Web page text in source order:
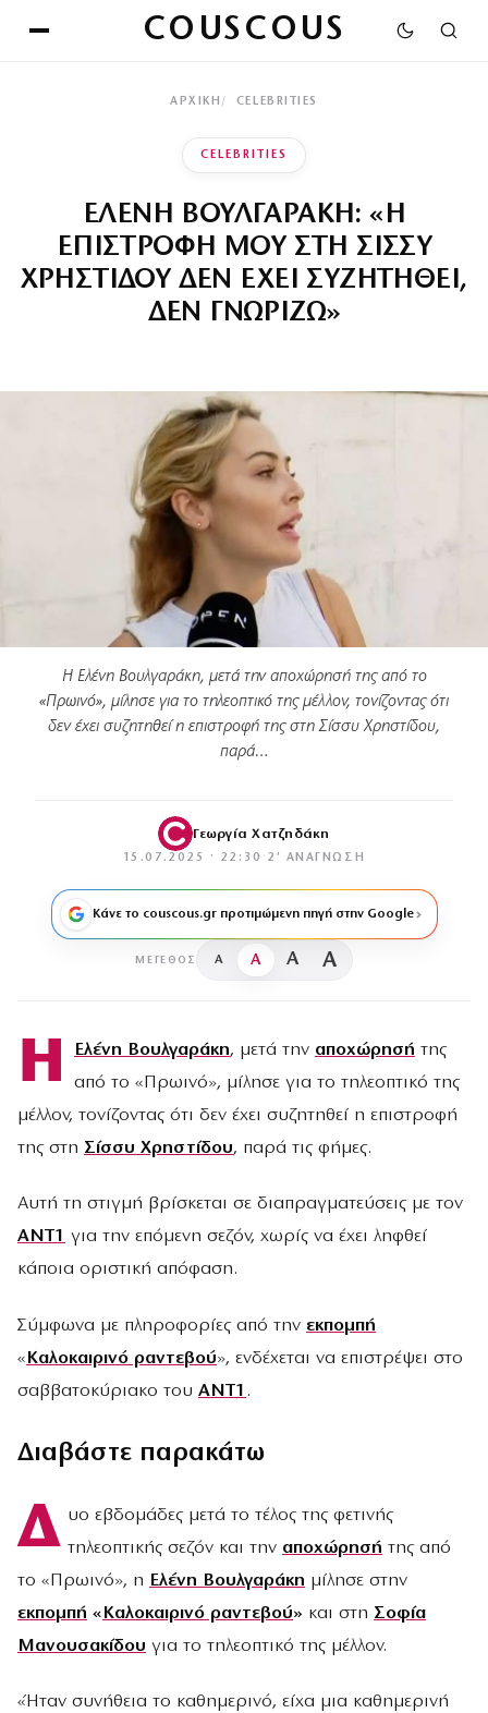
COUSCOUS
ΑΡΧΙΚΉ CELEBRITIES
CELEBRITIES
ΕΛΕΝΗ ΒΟΥΛΓΑΡΑΚΗ: «Η
ΕΠΙΣΤΡΟΦΗ ΜΟΥ ΣΤΗ ΣΙΣΣΥ
ΧΡΗΣΤΙΔΟΥ ΔΕΝ ΕΧΕΙ ΣΥΖΗΤΗΘΕΙ,
ΔΕΝ ΓΝΩΡΙΖΩ»
Η Ελένη Βουλγαράκη, μετά την αποχώρησή της από το
«Πρωινό», μίλησε για το τηλεοπτικό της μέλλον, τονίζοντας ότι
δεν έχει συζητηθεί η επιστροφή της στη Σίσσυ Χρηστίδου,
παρά…
Γεωργία Χατζηδάκη
15.07.2025 · 22:30 · 2′ ΑΝΆΓΝΩΣΗ
Κάνε το couscous.gr προτιμώμενη πηγή στην Google
ΜΈΓΕΘΟΣ A A A A
Η Ελένη Βουλγαράκη, μετά την αποχώρησή της
από το «Πρωινό», μίλησε για το τηλεοπτικό της
μέλλον, τονίζοντας ότι δεν έχει συζητηθεί η επιστροφή
της στη Σίσσυ Χρηστίδου, παρά τις φήμες.
Αυτή τη στιγμή βρίσκεται σε διαπραγματεύσεις με τον
ΑΝΤ1 για την επόμενη σεζόν, χωρίς να έχει ληφθεί
κάποια οριστική απόφαση.
Σύμφωνα με πληροφορίες από την εκπομπή
« Καλοκαιρινό ραντεβού», ενδέχεται να επιστρέψει στο
σαββατοκύριακο του ΑΝΤ1 .
Διαβάστε παρακάτω
Δ υο εβδομάδες μετά το τέλος της φετινής
τηλεοπτικής σεζόν και την αποχώρησή της από
το «Πρωινό», η Ελένη Βουλγαράκη μίλησε στην
εκπομπή « Καλοκαιρινό ραντεβού» και στη Σοφία
Μανουσακίδου για το τηλεοπτικό της μέλλον.
«Ήταν συνήθεια το καθημερινό, είχα μια καθημερινή